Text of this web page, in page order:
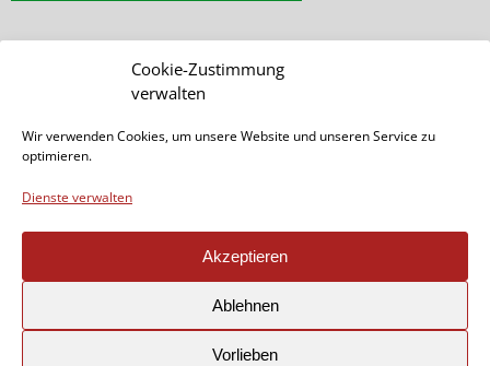
Cookie-Zustimmung
verwalten
Wir verwenden Cookies, um unsere Website und unseren Service zu
optimieren.
Dienste verwalten
Akzeptieren
Ablehnen
Vorlieben
SEITE DURCHSUCHEN